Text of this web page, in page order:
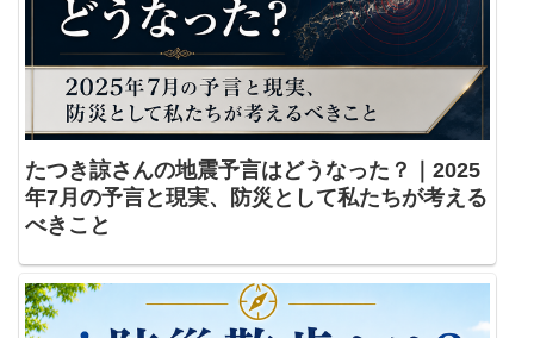
たつき諒さんの地震予言はどうなった？｜2025
年7月の予言と現実、防災として私たちが考える
べきこと